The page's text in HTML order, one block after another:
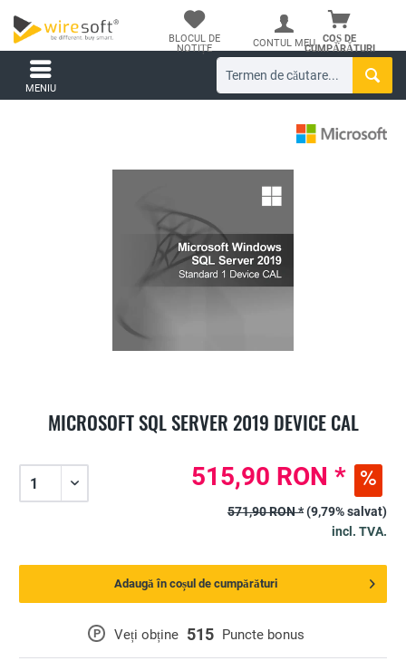
COȘ DE
CUMPĂRĂTURI
BLOCUL DE
NOTIȚE
CONTUL MEU
MENIU
MICROSOFT SQL SERVER 2019 DEVICE CAL
P Veți obține 515 Puncte bonus
515,90 RON *
571,90 RON *(9,79% salvat)
incl. TVA.
Adaugă în coșul de cumpărături